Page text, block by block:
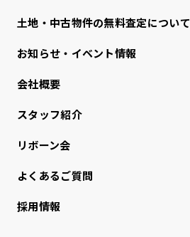
⼟地・中古物件の無料査定について
お知らせ・イベント情報
会社概要
スタッフ紹介
リボーン会
よくあるご質問
採用情報